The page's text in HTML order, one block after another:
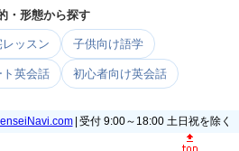
・形態から探す
ッスン 子供向け語学
ト英会話 初心者向け英会話
| 受付 9:00～18:00 土日祝を除く